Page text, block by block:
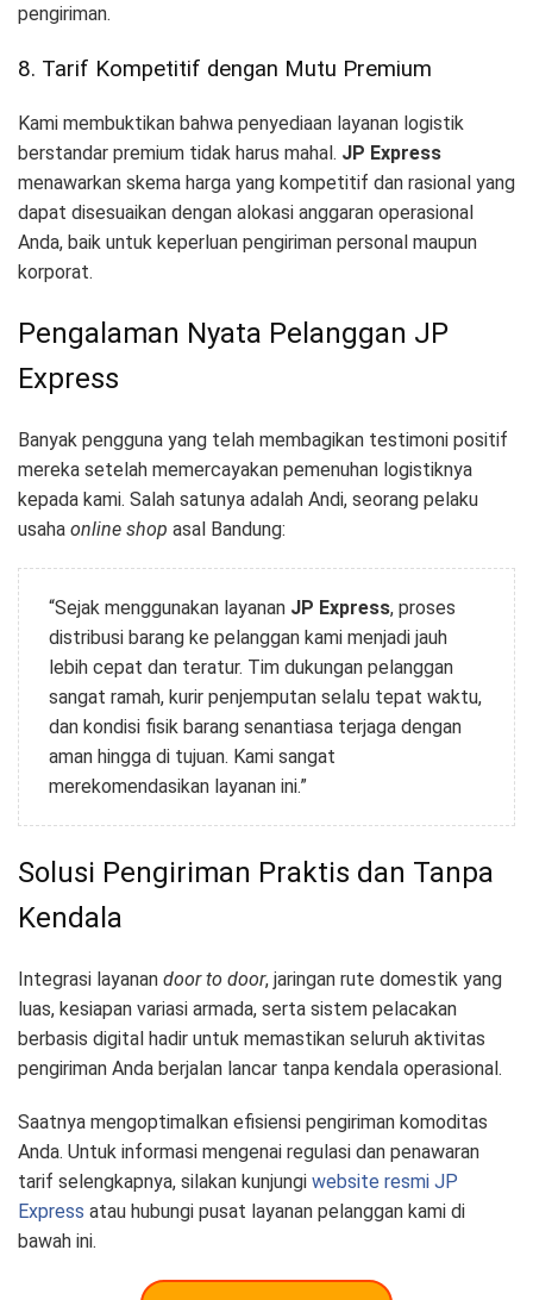
pengiriman.
8. Tarif Kompetitif dengan Mutu Premium
Kami membuktikan bahwa penyediaan layanan logistik
berstandar premium tidak harus mahal. JP Express
menawarkan skema harga yang kompetitif dan rasional yang
dapat disesuaikan dengan alokasi anggaran operasional
Anda, baik untuk keperluan pengiriman personal maupun
korporat.
Pengalaman Nyata Pelanggan JP
Express
Banyak pengguna yang telah membagikan testimoni positif
mereka setelah memercayakan pemenuhan logistiknya
kepada kami. Salah satunya adalah Andi, seorang pelaku
usaha online shop asal Bandung:
“Sejak menggunakan layanan JP Express, proses
distribusi barang ke pelanggan kami menjadi jauh
lebih cepat dan teratur. Tim dukungan pelanggan
sangat ramah, kurir penjemputan selalu tepat waktu,
dan kondisi fisik barang senantiasa terjaga dengan
aman hingga di tujuan. Kami sangat
merekomendasikan layanan ini.”
Solusi Pengiriman Praktis dan Tanpa
Kendala
Integrasi layanan door to door, jaringan rute domestik yang
luas, kesiapan variasi armada, serta sistem pelacakan
berbasis digital hadir untuk memastikan seluruh aktivitas
pengiriman Anda berjalan lancar tanpa kendala operasional.
Saatnya mengoptimalkan efisiensi pengiriman komoditas
Anda. Untuk informasi mengenai regulasi dan penawaran
tarif selengkapnya, silakan kunjungi website resmi JP
Express atau hubungi pusat layanan pelanggan kami di
bawah ini.